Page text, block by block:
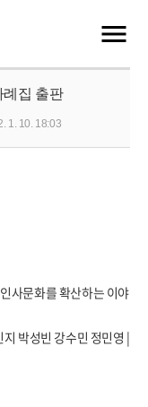
례집 출판
1. 10. 18:03
사문화를 확산하는 이야
박성빈 강수민 정민영 |